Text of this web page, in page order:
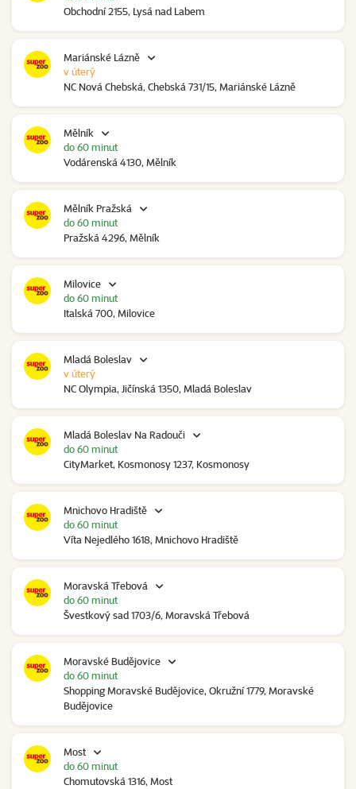
Obchodní 2155, Lysá nad Labem
Mariánské Lázně
NC Nová Chebská, Chebská 731/15, Mariánské Lázně
v úterý
Mělník
Vodárenská 4130, Mělník
do 60 minut
Mělník Pražská
Pražská 4296, Mělník
do 60 minut
Milovice
Italská 700, Milovice
do 60 minut
Mladá Boleslav
NC Olympia, Jičínská 1350, Mladá Boleslav
v úterý
Mladá Boleslav Na Radouči
CityMarket, Kosmonosy 1237, Kosmonosy
do 60 minut
Mnichovo Hradiště
Víta Nejedlého 1618, Mnichovo Hradiště
do 60 minut
Moravská Třebová
Švestkový sad 1703/6, Moravská Třebová
do 60 minut
Moravské Budějovice
Shopping Moravské Budějovice, Okružní 1779, Moravské
Budějovice
do 60 minut
Most
Chomutovská 1316, Most
do 60 minut